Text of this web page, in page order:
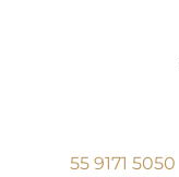
55 9171 5050